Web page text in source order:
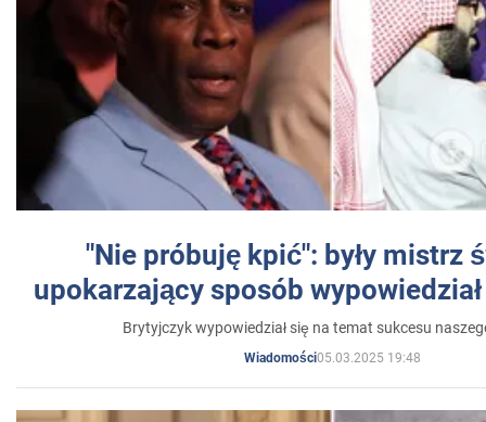
"Nie próbuję kpić": były mistrz
upokarzający sposób
Brytyjczyk wypowiedział się na temat sukcesu
Wiadomości05.03.2025 19:48